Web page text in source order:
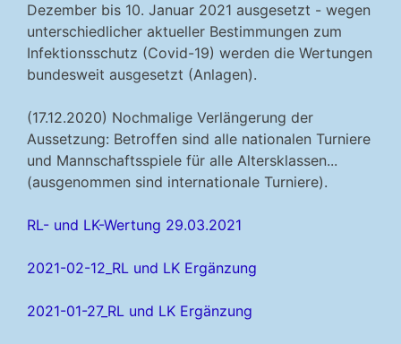
Dezember bis 10. Januar 2021 ausgesetzt - wegen
unterschiedlicher aktueller Bestimmungen zum
Infektionsschutz (Covid-19) werden die Wertungen
bundesweit ausgesetzt (Anlagen).
(17.12.2020) Nochmalige Verlängerung der
Aussetzung: Betroffen sind alle nationalen Turniere
und Mannschaftsspiele für alle Altersklassen...
(ausgenommen sind internationale Turniere).
RL- und LK-Wertung 29.03.2021
2021-02-12_RL und LK Ergänzung
2021-01-27_RL und LK Ergänzung